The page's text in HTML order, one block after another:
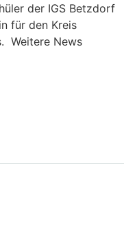
der IGS Betzdorf
für den Kreis
Weitere News